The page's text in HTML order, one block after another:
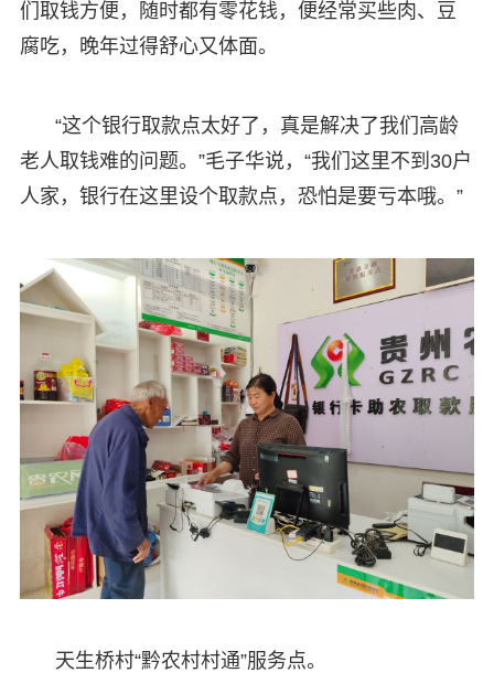
们取钱方便，随时都有零花钱，便经常买些肉、豆
腐吃，晚年过得舒心又体面。
“这个银行取款点太好了，真是解决了我们高龄
老人取钱难的问题。”毛子华说，“我们这里不到30户
人家，银行在这里设个取款点，恐怕是要亏本哦。”
天生桥村“黔农村村通”服务点。